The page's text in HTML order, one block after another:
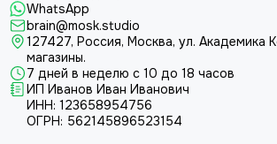
WhatsApp
brain@mosk.studio
127427, Россия, Москва, ул. Академика
магазины.
7 дней в неделю с 10 до 18 часов
ИП Иванов Иван Иванович
ИНН: 123658954756
ОГРН: 562145896523154